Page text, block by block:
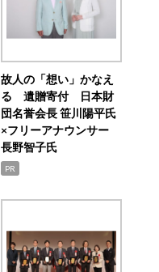
故人の「想い」かなえ
る 遺贈寄付 日本財
団名誉会長 笹川陽平氏
×フリーアナウンサー
長野智子氏
PR